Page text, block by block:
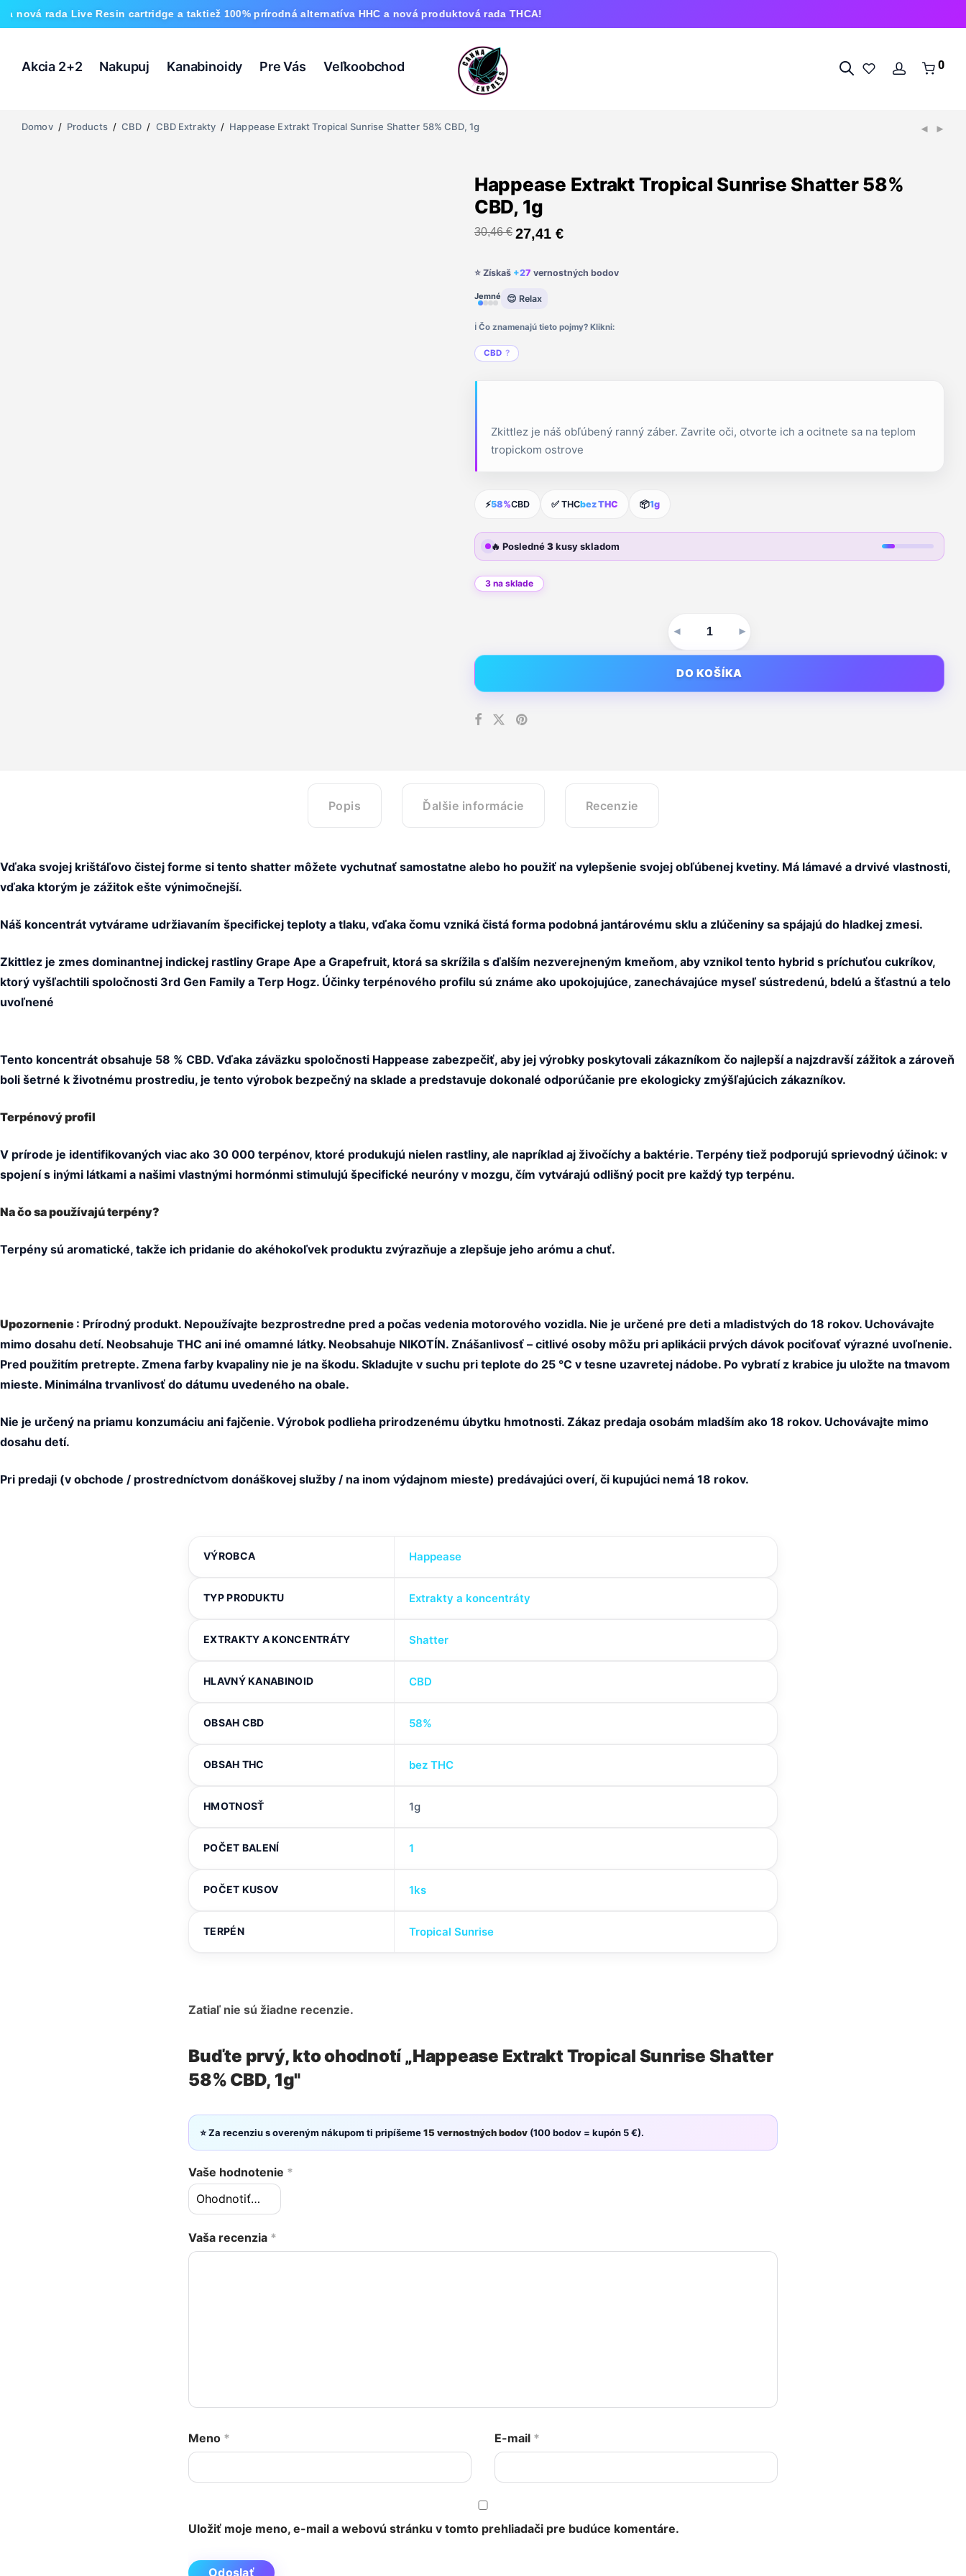
Live Resin cartridge a taktiež 100% prírodná alternatíva HHC a nová produktová rada THCA!
Akcia 2+2 Nakupuj Kanabinoidy Pre Vás Veľkoobchod 0
Domov / Products / CBD / CBD Extrakty / Happease Extrakt Tropical Sunrise Shatter 58% CBD, 1g
Happease Extrakt Tropical Sunrise Shatter 58%
CBD, 1g
30,46€ 27,41 €
⭐ Získaš +27 vernostných bodov
Jemné 😌 Relax
ℹ️ Čo znamenajú tieto pojmy? Klikni:
CBD
Zkittlez je náš obľúbený ranný záber. Zavrite oči, otvorte ich a ocitnete sa na teplom
tropickom ostrove
⚡58%CBD ✅ THCbez THC 📦1g
🔥 Posledné3kusy skladom
3 na sklade
DO KOŠÍKA
Popis Ďalšie informácie Recenzie
Vďaka svojej krištáľovo čistej forme si tento shatter môžete vychutnať samostatne alebo ho použiť na vylepšenie svojej obľúbenej kvetiny. Má lámavé a drvivé vlastnosti,
vďaka ktorým je zážitok ešte výnimočnejší.
Náš koncentrát vytvárame udržiavaním špecifickej teploty a tlaku, vďaka čomu vzniká čistá forma podobná jantárovému sklu a zlúčeniny sa spájajú do hladkej zmesi.
Zkittlez je zmes dominantnej indickej rastliny Grape Ape a Grapefruit, ktorá sa skrížila s ďalším nezverejneným kmeňom, aby vznikol tento hybrid s príchuťou cukríkov,
ktorý vyšľachtili spoločnosti 3rd Gen Family a Terp Hogz. Účinky terpénového profilu sú známe ako upokojujúce, zanechávajúce myseľ sústredenú, bdelú a šťastnú a telo
uvoľnené
Tento koncentrát obsahuje 58 % CBD. Vďaka záväzku spoločnosti Happease zabezpečiť, aby jej výrobky poskytovali zákazníkom čo najlepší a najzdravší zážitok a zároveň
boli šetrné k životnému prostrediu, je tento výrobok bezpečný na sklade a predstavuje dokonalé odporúčanie pre ekologicky zmýšľajúcich zákazníkov.
Terpénový profil
V prírode je identifikovaných viac ako 30 000 terpénov, ktoré produkujú nielen rastliny, ale napríklad aj živočíchy a baktérie. Terpény tiež podporujú sprievodný účinok: v
spojení s inými látkami a našimi vlastnými hormónmi stimulujú špecifické neuróny v mozgu, čím vytvárajú odlišný pocit pre každý typ terpénu.
Na čo sa používajú terpény?
Terpény sú aromatické, takže ich pridanie do akéhokoľvek produktu zvýrazňuje a zlepšuje jeho arómu a chuť.
Upozornenie : Prírodný produkt. Nepoužívajte bezprostredne pred a počas vedenia motorového vozidla. Nie je určené pre deti a mladistvých do 18 rokov. Uchovávajte
mimo dosahu detí. Neobsahuje THC ani iné omamné látky. Neobsahuje NIKOTÍN. Znášanlivosť – citlivé osoby môžu pri aplikácii prvých dávok pociťovať výrazné uvoľnenie.
Pred použitím pretrepte. Zmena farby kvapaliny nie je na škodu. Skladujte v suchu pri teplote do 25 °C v tesne uzavretej nádobe. Po vybratí z krabice ju uložte na tmavom
mieste. Minimálna trvanlivosť do dátumu uvedeného na obale.
Nie je určený na priamu konzumáciu ani fajčenie. Výrobok podlieha prirodzenému úbytku hmotnosti. Zákaz predaja osobám mladším ako 18 rokov. Uchovávajte mimo
dosahu detí.
Pri predaji (v obchode / prostredníctvom donáškovej služby / na inom výdajnom mieste) predávajúci overí, či kupujúci nemá 18 rokov.
VÝROBCA Happease
TYP PRODUKTU Extrakty a koncentráty
EXTRAKTY A KONCENTRÁTY Shatter
HLAVNÝ KANABINOID CBD
OBSAH CBD 58%
OBSAH THC bez THC
HMOTNOSŤ 1g
POČET BALENÍ 1
POČET KUSOV 1ks
TERPÉN Tropical Sunrise
Zatiaľ nie sú žiadne recenzie.
Buďte prvý, kto ohodnotí „Happease Extrakt Tropical Sunrise Shatter
58% CBD, 1g"
⭐ Za recenziu s overeným nákupom ti pripíšeme15 vernostných bodov (100 bodov = kupón 5 €).
Vaše hodnotenie *
Vaša recenzia *
Meno * E-mail *
Uložiť moje meno, e-mail a webovú stránku v tomto prehliadači pre budúce komentáre.